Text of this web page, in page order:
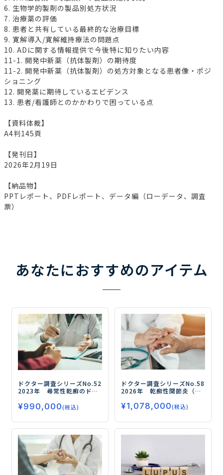
6. 生物学的製剤の製品別処方状況
7. 治療薬の評価
8. 患者と共有している最終的な治療目標
9. 寛解導入/寛解維持療法の問題点
10. ADに関する情報提供で今後特に知りたい内容
11-1. 開発中新薬（抗体製剤）の期待度
11-2. 開発中新薬（抗体製剤）の処方対象となる患者像・ポジ
ショニング
12. 開発薬に期待しているエビデンス
13. 患者/看護師とのかかわりで困っている点
【資料体裁】
A4判145頁
【発刊日】
2026年2月19日
【納品物】
PPTレポート、PDFレポート、データ編（ローデータ、調査
票）
あなたにおすすめのアイテム
ドクター調査シリーズNo.52
2023年 尋常性乾癬のドク
学的製剤・オテズラ・ソー
ティクツ）の処方実態、 治
療目標・治療評価を調査―
¥990,000(税込)
ドクター調査シリーズNo.58
2026年 乾癬性関節炎（Ps
科、リウマチ科・整形外科
の治療実態/治療のアンメッ
トニーズおよび経口薬の
ニーズを調査・分析ー
¥1,078,000(税込)